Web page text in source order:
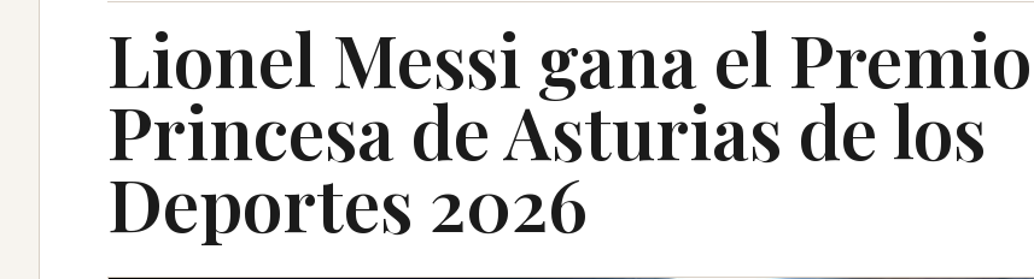
Lionel Messi gana el Premio
Princesa de Asturias de los
Deportes 2026